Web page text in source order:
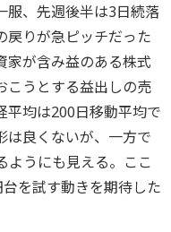
服、先週後半は3日続落
戻りが急ピッチだった
家が含み益のある株式
こうとする益出しの売
平均は200日移動平均で
は良くないが、一方で
ようにも見える。ここ
を試す動きを期待した